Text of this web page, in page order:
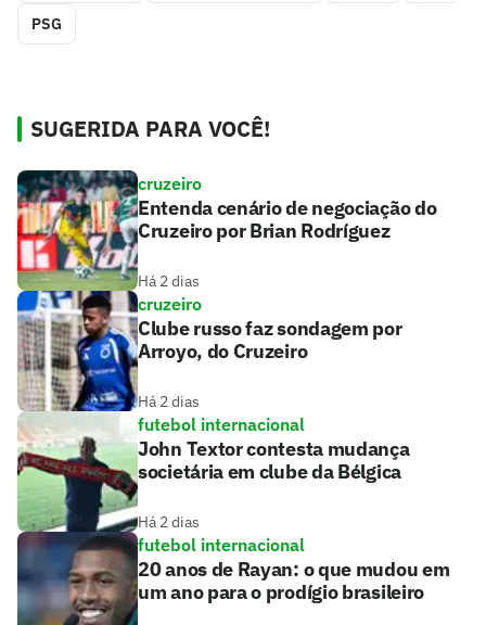
PSG
SUGERIDA PARA VOCÊ!
cruzeiro
Entenda cenário de negociação do
Cruzeiro por Brian Rodríguez
Há 2 dias
cruzeiro
Clube russo faz sondagem por
Arroyo, do Cruzeiro
Há 2 dias
futebol internacional
John Textor contesta mudança
societária em clube da Bélgica
Há 2 dias
futebol internacional
20 anos de Rayan: o que mudou em
um ano para o prodígio brasileiro